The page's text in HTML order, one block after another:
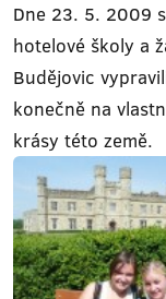
Dne 23. 5. 2009
hotelové školy a
Budějovic
konečně na
krásy této země.